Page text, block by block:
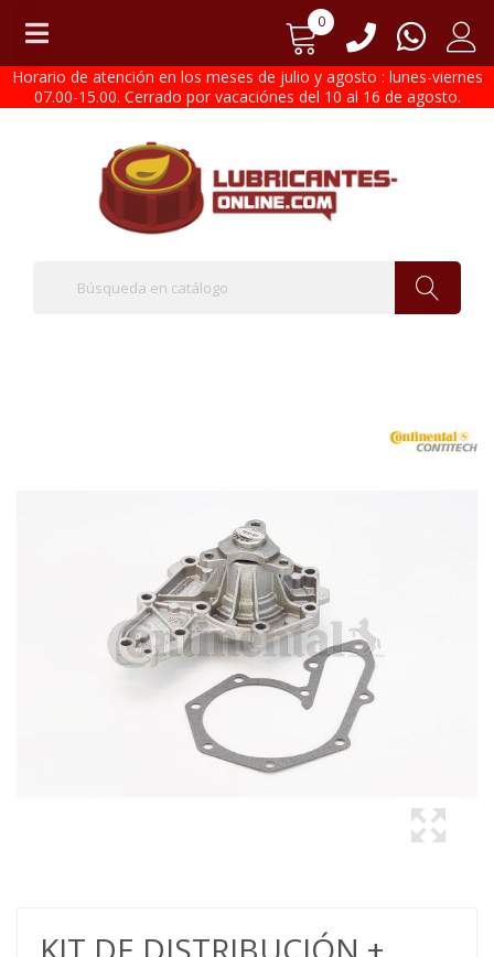
0
Horario de atención en los meses de julio y agosto : lunes-viernes
07.00-15.00. Cerrado por vacaciónes del 10 al 16 de agosto.